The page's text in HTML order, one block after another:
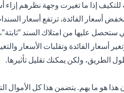
إذا ما تغيرت وجهة نظرهم إزاء
أسعار الفائدة، ترتفع أسعار
ستحصل عليها من امتلاك السند
أسعار الفائدة وتقلبات الأسعار
الطريق، ولكن يمكنك تقليل تأثيرها.
هذا هو ما يهم. يتضمن هذا كل